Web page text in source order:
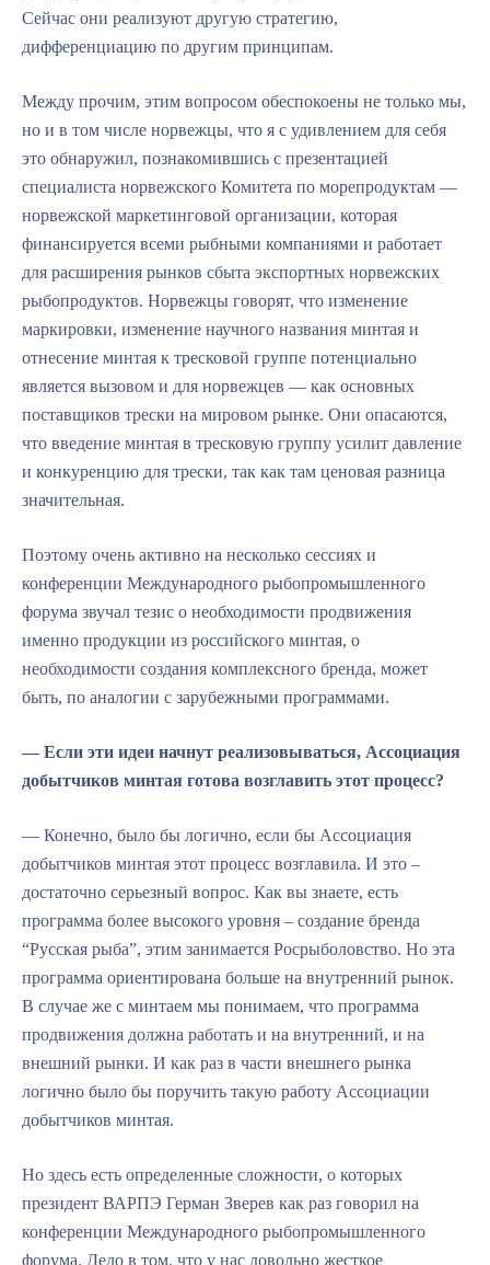
Сейчас они реализуют другую стратегию,
дифференциацию по другим принципам.
Между прочим, этим вопросом обеспокоены не только мы,
но и в том числе норвежцы, что я с удивлением для себя
это обнаружил, познакомившись с презентацией
специалиста норвежского Комитета по морепродуктам —
норвежской маркетинговой организации, которая
финансируется всеми рыбными компаниями и работает
для расширения рынков сбыта экспортных норвежских
рыбопродуктов. Норвежцы говорят, что изменение
маркировки, изменение научного названия минтая и
отнесение минтая к тресковой группе потенциально
является вызовом и для норвежцев — как основных
поставщиков трески на мировом рынке. Они опасаются,
что введение минтая в тресковую группу усилит давление
и конкуренцию для трески, так как там ценовая разница
значительная.
Поэтому очень активно на несколько сессиях и
конференции Международного рыбопромышленного
форума звучал тезис о необходимости продвижения
именно продукции из российского минтая, о
необходимости создания комплексного бренда, может
быть, по аналогии с зарубежными программами.
— Если эти идеи начнут реализовываться, Ассоциация
добытчиков минтая готова возглавить этот процесс?
— Конечно, было бы логично, если бы Ассоциация
добытчиков минтая этот процесс возглавила. И это –
достаточно серьезный вопрос. Как вы знаете, есть
программа более высокого уровня – создание бренда
“Русская рыба”, этим занимается Росрыболовство. Но эта
программа ориентирована больше на внутренний рынок.
В случае же с минтаем мы понимаем, что программа
продвижения должна работать и на внутренний, и на
внешний рынки. И как раз в части внешнего рынка
логично было бы поручить такую работу Ассоциации
добытчиков минтая.
Но здесь есть определенные сложности, о которых
президент ВАРПЭ Герман Зверев как раз говорил на
конференции Международного рыбопромышленного
форума. Дело в том, что у нас довольно жесткое